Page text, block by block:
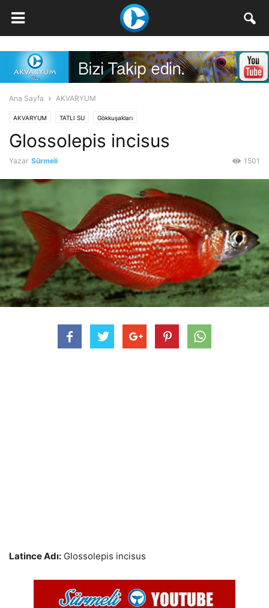
Ana Sayfa AKVARYUM
AKVARYUM TATLI SU Gökkuşakları
Glossolepis incisus
Yazar Sürmeli 1501
Latince Adı: Glossolepis incisus